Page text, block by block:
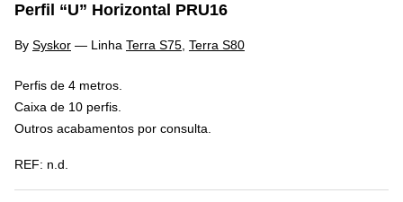
Perfil “U” Horizontal PRU16
By Syskor — Linha Terra S75 Terra S80
Perfis de 4 metros.
Caixa de 10 perfis.
Outros acabamentos por consulta.
REF: n.d.